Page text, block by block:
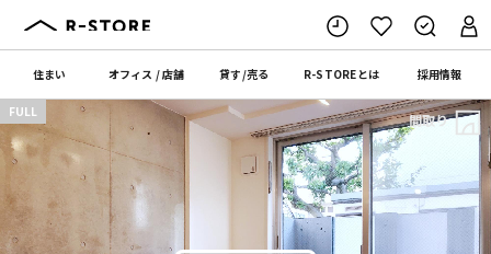
住まい オフィス /店舗 貸す/売る R-STOREとは 採用情報
FULL 間取り